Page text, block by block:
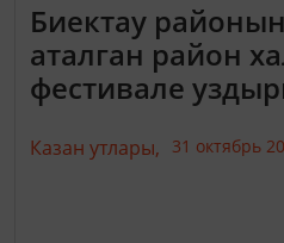
Биектау
аталган район
фестивале
Казан утлары, 31 октябрь